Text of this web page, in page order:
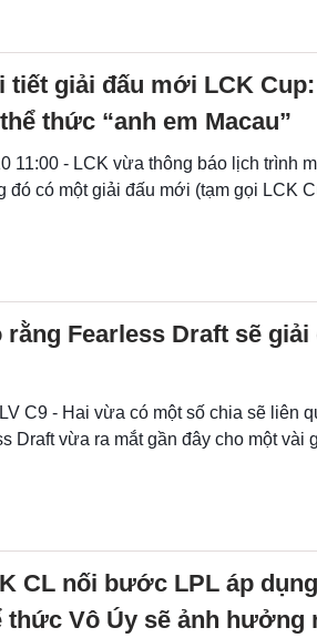
tiết giải đấu mới LCK
thức “anh em Macau”
11:00 - LCK vừa thông báo lịch trình
đó có một giải đấu mới (tạm gọi LCK
rằng Fearless Draft sẽ
C9 - Hai vừa có một số chia sẽ liên
Draft vừa ra mắt gần đây cho một vài
CL nối bước LPL áp
thức Vô Úy sẽ ảnh hưởng